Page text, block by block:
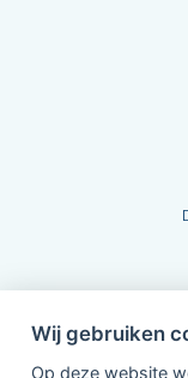
Wij gebruiken
Op deze website